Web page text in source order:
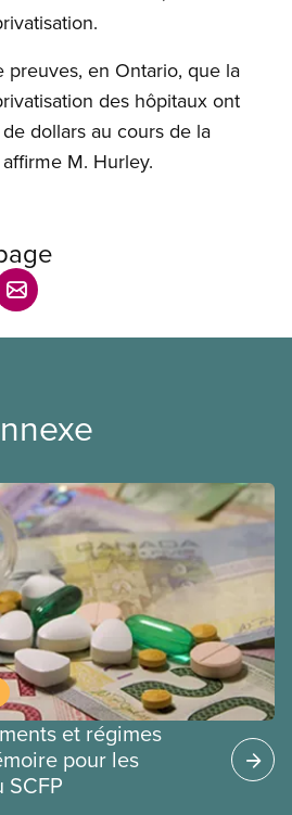
preuves, en Ontario, que la
des hôpitaux ont
dollars au cours de la
M. Hurley.
et régimes
pour les